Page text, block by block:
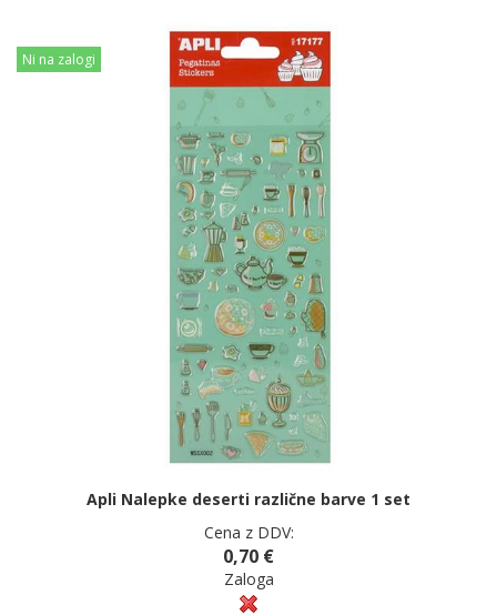
Ni na zalogi
Apli Nalepke deserti različne barve 1 set
Cena z DDV:
0,70 €
Zaloga